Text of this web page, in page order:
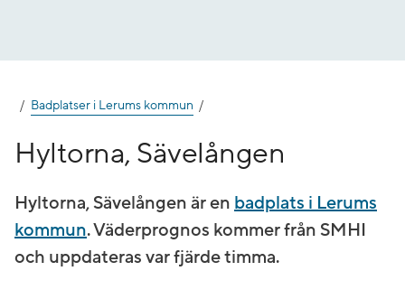
Badplatser i Lerums kommun
Hyltorna, Sävelången
Hyltorna, Sävelången är en badplats i Lerums
kommun. Väderprognos kommer från SMHI
och uppdateras var fjärde timma.